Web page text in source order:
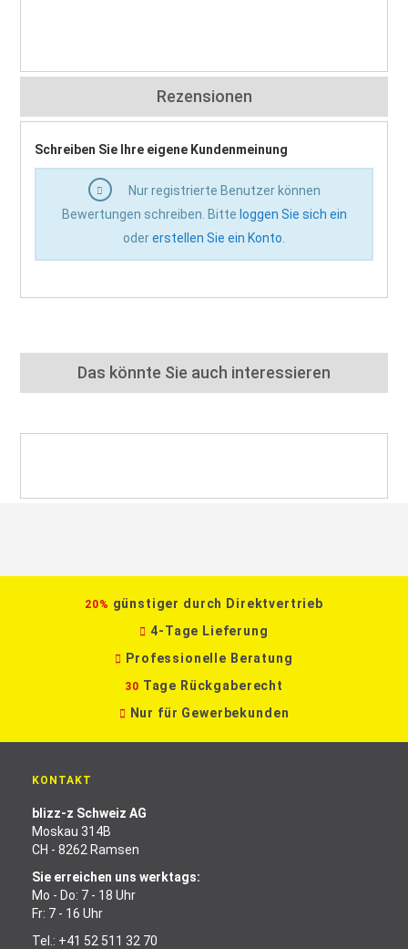
Rezensionen
Schreiben Sie Ihre eigene Kundenmeinung
Nur registrierte Benutzer können
Bewertungen schreiben. Bitte loggen Sie sich ein
odererstellen Sie ein Konto
Das könnte Sie auch interessieren
20% günstiger durch Direktvertrieb
4-Tage Lieferung
Professionelle Beratung
30 Tage Rückgaberecht
Nur für Gewerbekunden
KONTAKT
blizz-z Schweiz AG
Moskau 314B
CH - 8262 Ramsen
Sie erreichen uns werktags:
Mo - Do: 7 - 18 Uhr
Fr: 7 - 16 Uhr
Tel.: +41 52 511 32 70